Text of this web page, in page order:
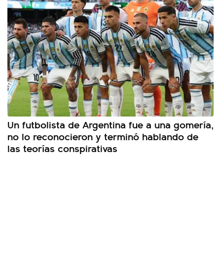
Un futbolista de Argentina fue a una gomería,
no lo reconocieron y terminó hablando de
las teorías conspirativas